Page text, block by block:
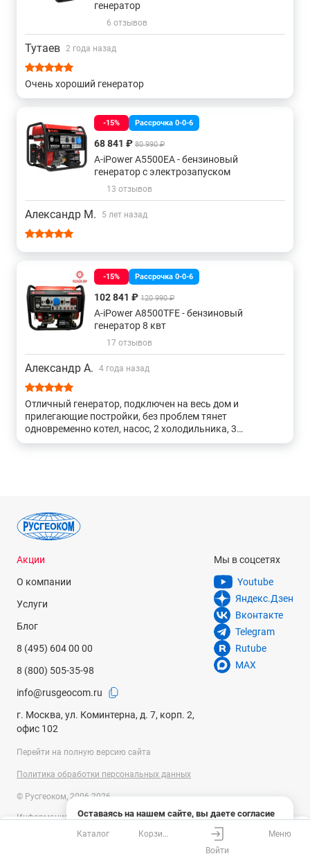
генератор
6 отзывов
Тутаев 2 года назад
Очень хороший генератор
-15% Рассрочка 0-0-6
68 841 ₽ 80 990 ₽
A-iPower A5500EA - бензиновый
генератор с электрозапуском
13 отзывов
Александр М. 5 лет назад
-15% Рассрочка 0-0-6
102 841 ₽ 120 990 ₽
A-iPower A8500TFE - бензиновый
генератор 8 квт
17 отзывов
Александр А. 4 года назад
Отличный генератор, подключен на весь дом и
прилегающие постройки, без проблем тянет
одновременно котел, насос, 2 холодильника, 3
морозильных камеры, все освещение в 9и комнатах
Оставаясь на нашем сайте, вы даете согласие
на использование файлов cookies и сбор данных
системами веб-аналитики
Акции
О компании
Услуги
Блог
8 (495) 604 00 00
8 (800) 505-35-98
info@rusgeocom.ru
г. Москва, ул. Коминтерна, д. 7, корп. 2,
офис 102
Мы в соцсетях
Youtube
Яндекс.Дзен
Вконтакте
Telegram
Rutube
MAX
Перейти на полную версию сайта
Политика обработки персональных данных
© Русгеоком, 2006-2026
Информация на сайте носит справочный характер и не является
публичной офертой, определяемой положениями Статьи 437
Гражданского кодекса Российской Федерации. Технические
Каталог
Корзина
Войти
Меню